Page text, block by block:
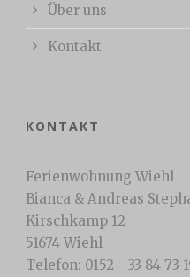
Über uns
Kontakt
KONTAKT
Ferienwohnung Wiehl
Bianca & Andreas
Kirschkamp 12
51674 Wiehl
Telefon: 0152 - 33 84 73